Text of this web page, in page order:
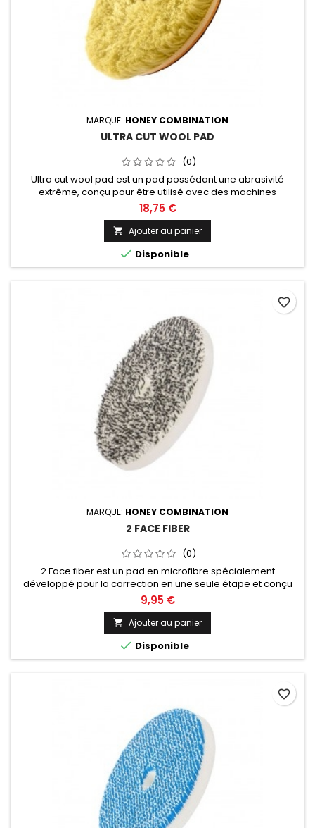
MARQUE: HONEY COMBINATION
ULTRA CUT WOOL PAD
(0)
Ultra cut wool pad est un pad possédant une abrasivité
extrême, conçu pour être utilisé avec des machines
orbitales. Diamètre de 75, 125 ou 150mm au choix.
18,75 €
 Ajouter au panier
 Disponible
MARQUE: HONEY COMBINATION
2 FACE FIBER
(0)
2 Face fiber est un pad en microfibre spécialement
développé pour la correction en une seule étape et conçu
pour être utilisé avec des machines orbitales. Diamètre de
75, 125 ou 150mm au choix.
9,95 €
 Ajouter au panier
 Disponible
favorite_border
favorite_border